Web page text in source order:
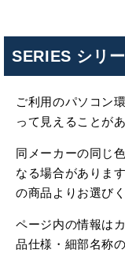
SERIES シリ
ご利用のパソコン
って見えることが
同メーカーの同じ
なる場合がありま
の商品よりお選びく
ページ内の情報は
品仕様・細部名称